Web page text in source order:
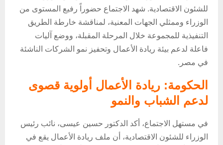
للشئون الاقتصادية. شهد الاجتماع حضوراً رفيع المستوى من
الوزراء وممثلي الجهات المعنية، لمناقشة خارطة الطريق
التنفيذية للمجموعة خلال المرحلة المقبلة، ووضع آليات
فاعلة لدعم بيئة ريادة الأعمال وتحفيز نمو الشركات الناشئة
في مصر.
الحكومة: ريادة الأعمال أولوية قصوى
لدعم الشباب والنمو
في مستهل الاجتماع، أكد الدكتور حسين عيسى، نائب رئيس
الوزراء للشئون الاقتصادية، أن ملف ريادة الأعمال يقع في